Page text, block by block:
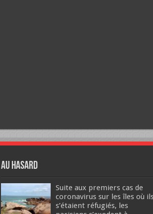
Au hasard
Suite aux premiers cas de
coronavirus sur les îles où
s’étaient réfugiés, les